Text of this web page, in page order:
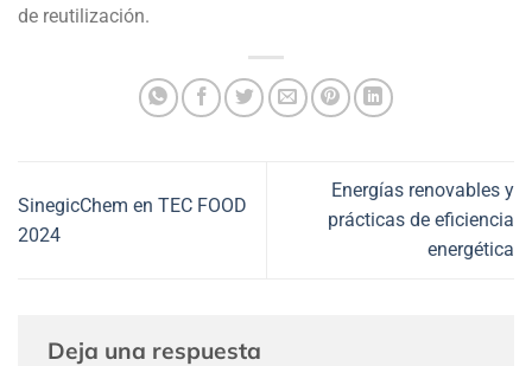
de reutilización.
SinegicChem en TEC FOOD
2024
Energías renovables y
prácticas de eficiencia
energética
Deja una respuesta